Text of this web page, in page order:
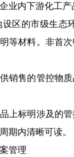
业内下游化工
的市级生态
等材料。非首
售的管控物质
标明涉及的管
期内清晰可读。
管理